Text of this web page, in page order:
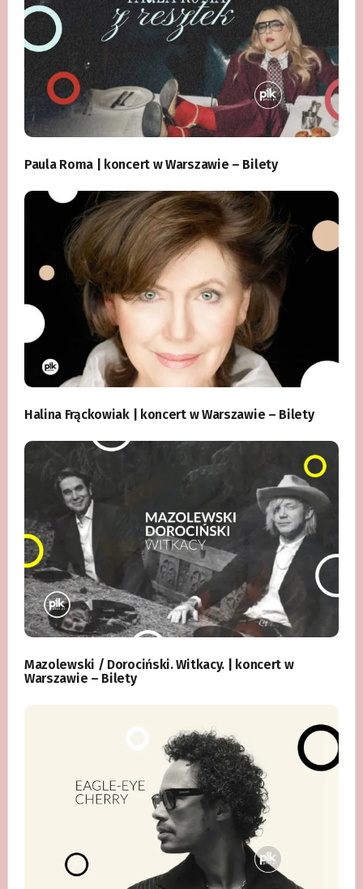
Paula Roma | koncert w Warszawie – Bilety
Halina Frąckowiak | koncert w Warszawie – Bilety
Mazolewski / Dorociński. Witkacy. | koncert w
Warszawie – Bilety